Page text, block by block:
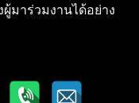
มาร่วมงานได้อย่าง